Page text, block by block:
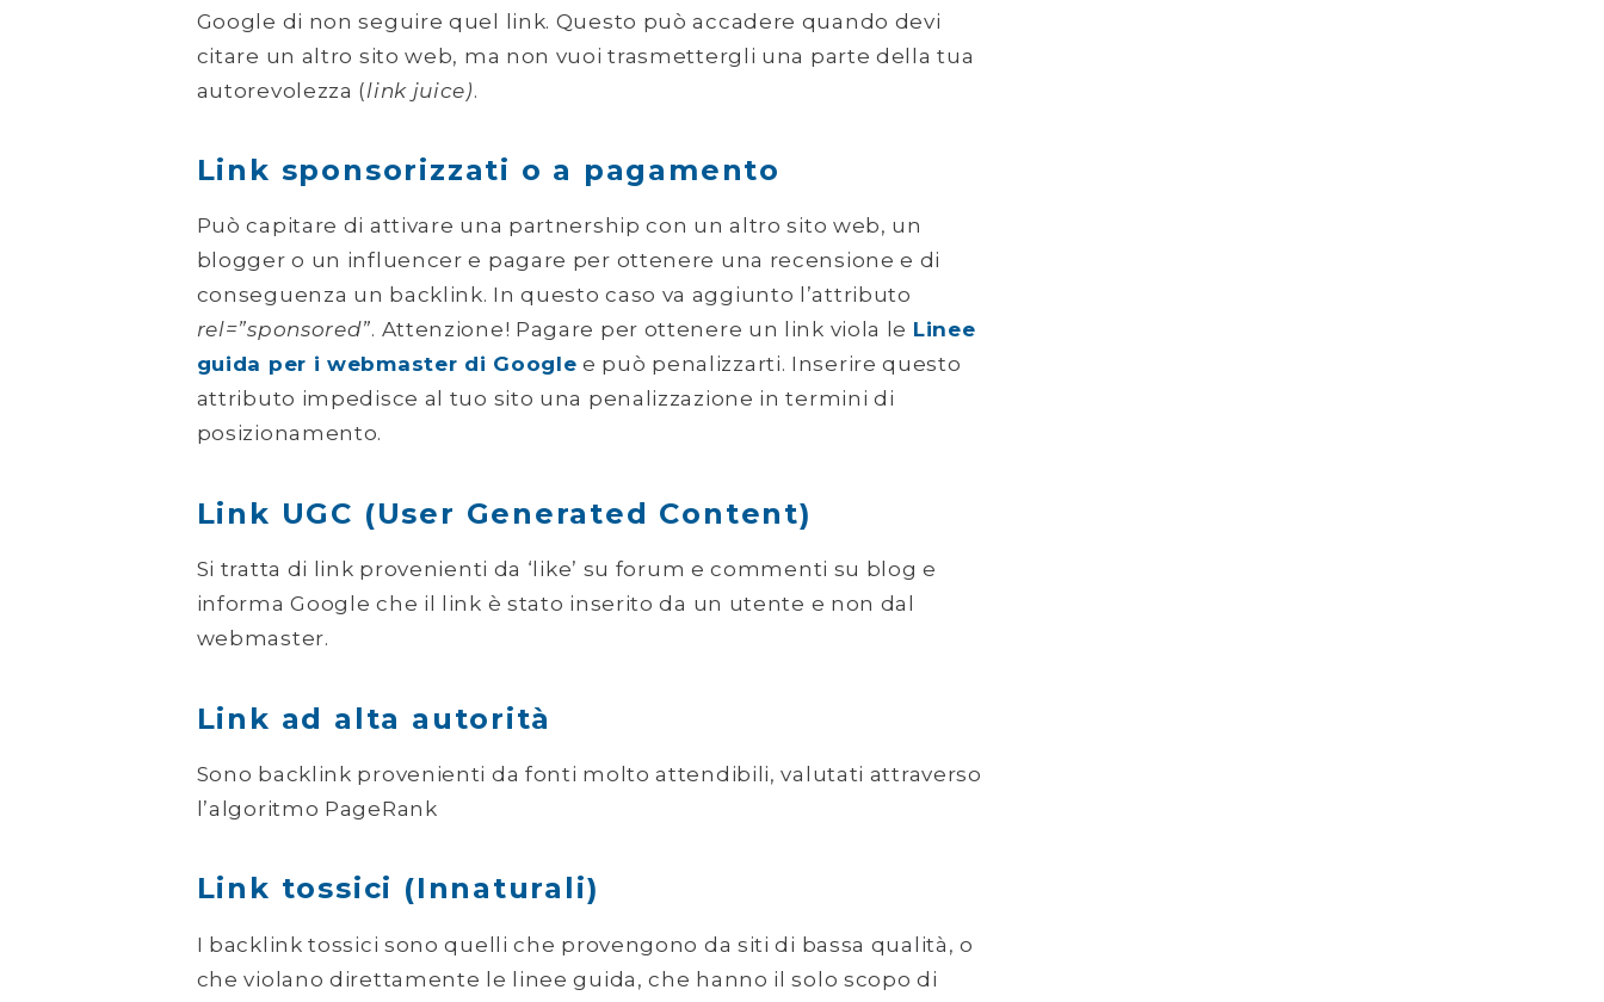
Google di non seguire quel link. Questo può accadere quando devi
citare un altro sito web, ma non vuoi trasmettergli una parte della tua
autorevolezza (link juice).
Link sponsorizzati o a pagamento
Può capitare di attivare una partnership con un altro sito web, un
blogger o un influencer e pagare per ottenere una recensione e di
conseguenza un backlink. In questo caso va aggiunto l’attributo
rel=”sponsored”. Attenzione! Pagare per ottenere un link viola le Linee
guida per i webmaster di Google e può penalizzarti. Inserire questo
attributo impedisce al tuo sito una penalizzazione in termini di
posizionamento.
Link UGC (User Generated Content)
Si tratta di link provenienti da ‘like’ su forum e commenti su blog e
informa Google che il link è stato inserito da un utente e non dal
webmaster.
Link ad alta autorità
Sono backlink provenienti da fonti molto attendibili, valutati attraverso
l’algoritmo PageRank
Link tossici (Innaturali)
I backlink tossici sono quelli che provengono da siti di bassa qualità, o
che violano direttamente le linee guida, che hanno il solo scopo di